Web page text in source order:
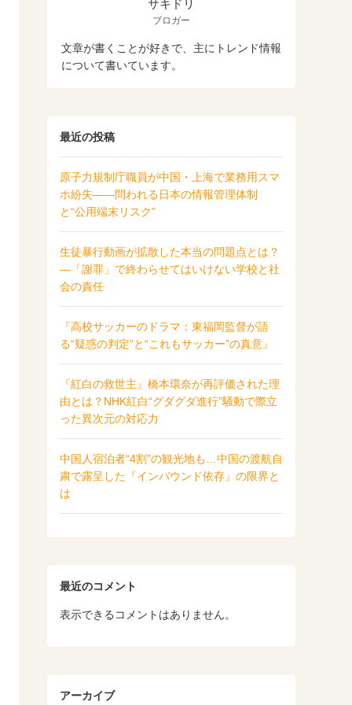
サキドリ
ブロガー
文章が書くことが好きで、主にトレンド情報
について書いています。
最近の投稿
原子力規制庁職員が中国・上海で業務用スマ
ホ紛失――問われる日本の情報管理体制
と“公用端末リスク”
生徒暴行動画が拡散した本当の問題点とは？
―「謝罪」で終わらせてはいけない学校と社
会の責任
『高校サッカーのドラマ：東福岡監督が語
る“疑惑の判定”と“これもサッカー”の真意』
『紅白の救世主』橋本環奈が再評価された理
由とは？NHK紅白“グダグダ進行”騒動で際立
った異次元の対応力
中国人宿泊者“4割”の観光地も…中国の渡航自
粛で露呈した『インバウンド依存』の限界と
は
最近のコメント
表示できるコメントはありません。
アーカイブ